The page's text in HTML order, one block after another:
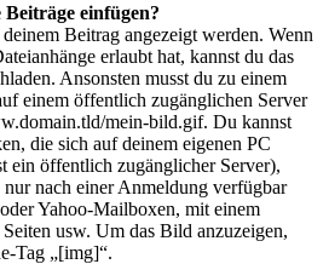
einfügen?
Beitrag angezeigt werden. Wenn
erlaubt hat, kannst du das
Ansonsten musst du zu einem
einem öffentlich zugänglichen Server
mein-bild.gif. Du kannst
die sich auf deinem eigenen PC
ein öffentlich zugänglicher Server),
nach einer Anmeldung verfügbar
Yahoo-Mailboxen, mit einem
usw. Um das Bild anzuzeigen,
Tag „[img]“.